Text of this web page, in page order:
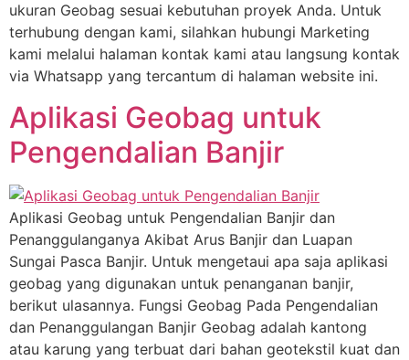
ukuran Geobag sesuai kebutuhan proyek Anda. Untuk
terhubung dengan kami, silahkan hubungi Marketing
kami melalui halaman kontak kami atau langsung kontak
via Whatsapp yang tercantum di halaman website ini.
Aplikasi Geobag untuk
Pengendalian Banjir
Aplikasi Geobag untuk Pengendalian Banjir dan
Penanggulanganya Akibat Arus Banjir dan Luapan
Sungai Pasca Banjir. Untuk mengetaui apa saja aplikasi
geobag yang digunakan untuk penanganan banjir,
berikut ulasannya. Fungsi Geobag Pada Pengendalian
dan Penanggulangan Banjir Geobag adalah kantong
atau karung yang terbuat dari bahan geotekstil kuat dan